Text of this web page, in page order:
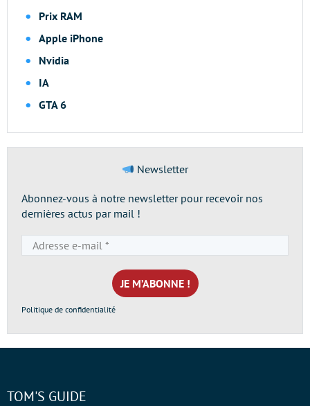
Prix RAM
Apple iPhone
Nvidia
IA
GTA 6
Newsletter
Abonnez-vous à notre newsletter pour recevoir nos
dernières actus par mail !
e-
mail
*
Politique de confidentialité
TOM'S GUIDE